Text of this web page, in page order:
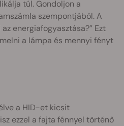
túl. Gondoljon a
szempontjából. A
energiafogyasztása?” Ezt
a lámpa és mennyi fényt
a HID-et kicsit
ezzel a fajta fénnyel történő